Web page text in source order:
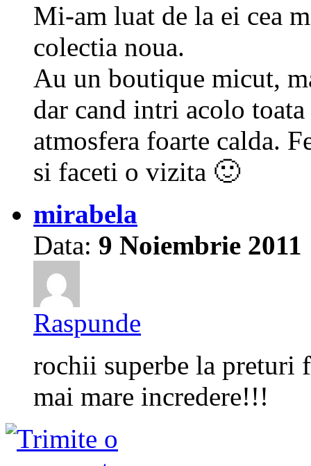
Mi-am luat de la ei cea
colectia noua.
Au un boutique micut,
dar cand intri acolo toata
atmosfera foarte calda.
si faceti o vizita 🙂
mirabela
Data: 9 Noiembrie 2011
Raspunde
rochii superbe la preturi
mai mare incredere!!!